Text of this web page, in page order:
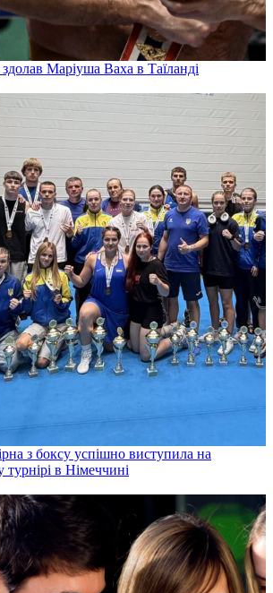
Маріуша Ваха в Таїланді
з боксу успішно виступила на
в Німеччині